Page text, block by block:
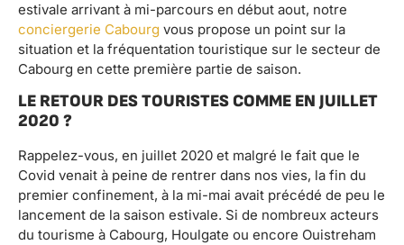
estivale arrivant à mi-parcours en début aout, notre
conciergerie Cabourg vous propose un point sur la
situation et la fréquentation touristique sur le secteur de
Cabourg en cette première partie de saison.
LE RETOUR DES TOURISTES COMME EN JUILLET
2020 ?
Rappelez-vous, en juillet 2020 et malgré le fait que le
Covid venait à peine de rentrer dans nos vies, la fin du
premier confinement, à la mi-mai avait précédé de peu le
lancement de la saison estivale. Si de nombreux acteurs
du tourisme à Cabourg, Houlgate ou encore Ouistreham